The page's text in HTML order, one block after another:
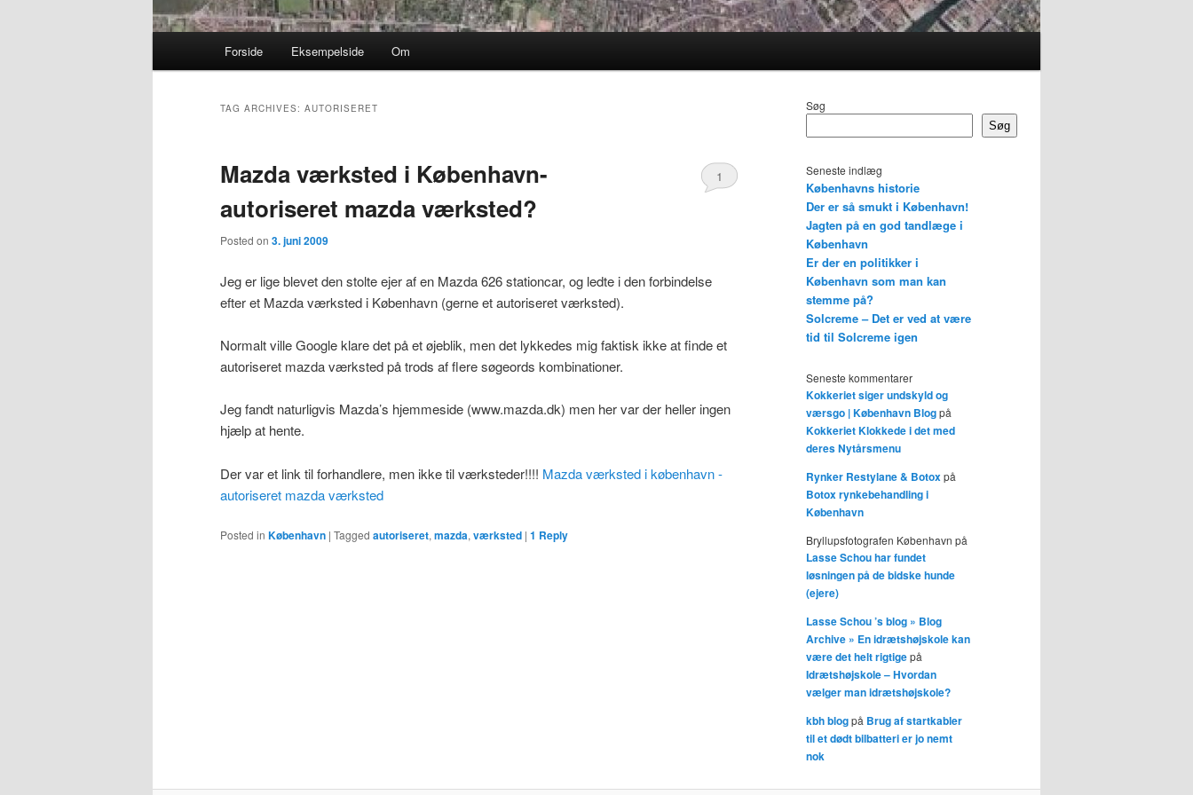
Skip to primary content
Skip to secondary content
Forside Eksempelside Om
TAG ARCHIVES: AUTORISERET
Mazda værksted i København-
autoriseret mazda værksted?
Posted on 3. juni 2009
1
Jeg er lige blevet den stolte ejer af en Mazda 626 stationcar, og ledte i den forbindelse
efter et Mazda værksted i København (gerne et autoriseret værksted).
Normalt ville Google klare det på et øjeblik, men det lykkedes mig faktisk ikke at finde et
autoriseret mazda værksted på trods af flere søgeords kombinationer.
Jeg fandt naturligvis Mazda’s hjemmeside (www.mazda.dk) men her var der heller ingen
hjælp at hente.
Der var et link til forhandlere, men ikke til værksteder!!!! Mazda værksted i københavn -
autoriseret mazda værksted
Posted in København | Tagged autoriseret, mazda, værksted | 1 Reply
Søg
Søg
Seneste indlæg
Københavns historie
Der er så smukt i København!
Jagten på en god tandlæge i
København
Er der en politikker i
København som man kan
stemme på?
Solcreme – Det er ved at være
tid til Solcreme igen
Seneste kommentarer
Kokkeriet siger undskyld og
værsgo | København Blogpå
Kokkeriet Klokkede i det med
deres Nytårsmenu
Rynker Restylane & Botoxpå
Botox rynkebehandling i
København
Bryllupsfotografen København på
Lasse Schou har fundet
løsningen på de bidske hunde
(ejere)
Lasse Schou ’s blog » Blog
Archive » En idrætshøjskole kan
være det helt rigtigepå
Idrætshøjskole – Hvordan
vælger man idrætshøjskole?
kbh blogpå Brug af startkabler
til et dødt bilbatteri er jo nemt
nok